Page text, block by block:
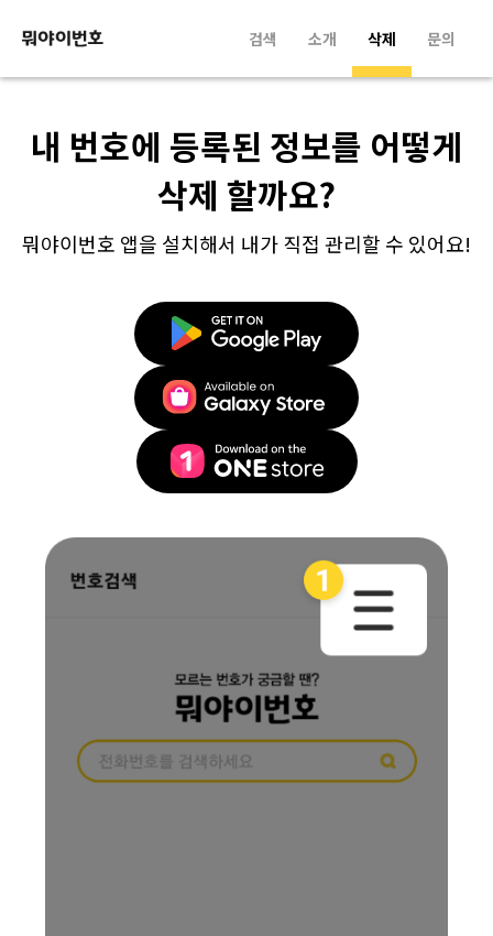
검색 소개 삭제 문의
내 번호에 등록된 정보를 어떻게
삭제 할까요?
뭐야이번호 앱을 설치해서 내가 직접 관리할 수 있어요!